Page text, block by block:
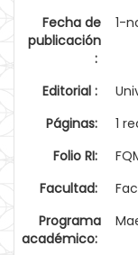
Fecha de
publicación
:
1-
Editorial :
Páginas:
1
Folio RI:
Facultad:
Programa
académico: